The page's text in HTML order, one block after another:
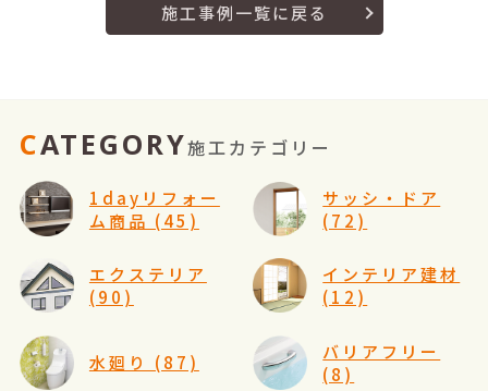
施工事例一覧に戻る
CATEGORY施工カテゴリー
1dayリフォー
ム商品 (45)
サッシ・ドア
(72)
エクステリア
(90)
インテリア建材
(12)
水廻り (87)
バリアフリー
(8)